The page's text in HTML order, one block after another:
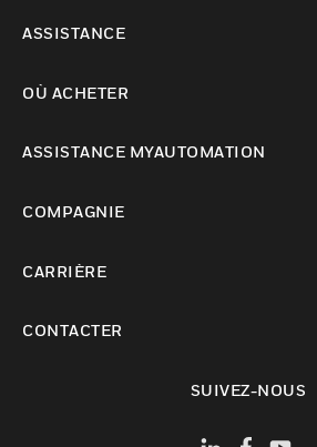
ASSISTANCE
OÙ ACHETER
ASSISTANCE MYAUTOMATION
COMPAGNIE
CARRIÈRE
CONTACTER
SUIVEZ-NOUS